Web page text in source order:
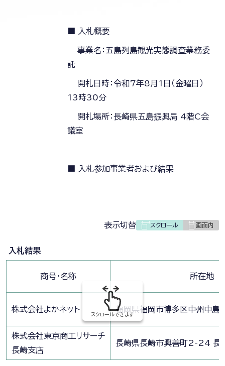
■ 入札概要
事業名：五島列島観光実態調査業務委
託
開札日時：令和7年8月1日（金曜日）
13時30分
開札場所：長崎県五島振興局 4階C会
議室
■ 入札参加事業者および結果
表
の
表示切替
入札結果
商号・名称 所在地
株式会社よかネット 福岡県福岡市博多区中州中島
株式会社東京商工リサーチ
長崎支店
長崎県長崎市興善町2-24 長
スクロールできます